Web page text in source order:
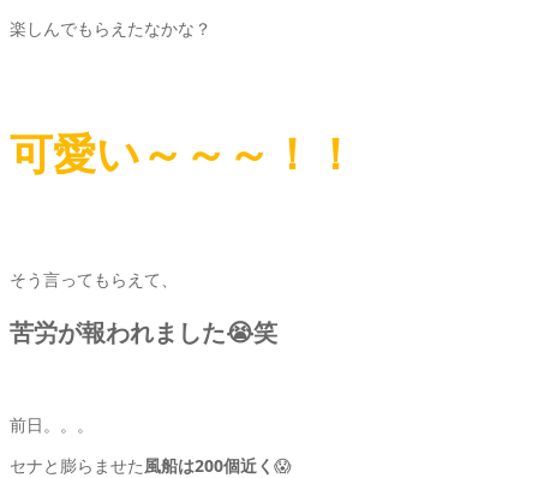
楽しんでもらえたなかな？
可愛い～～～！！
そう言ってもらえて、
苦労が報われました😭笑
前日。。。
セナと膨らませた風船は200個近く 😱